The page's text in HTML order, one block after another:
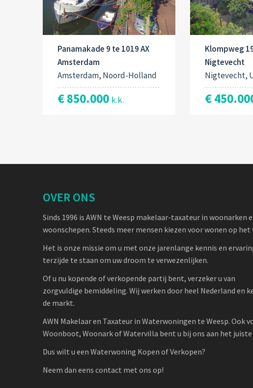
Panamakade 9 te 1019 AX
Amsterdam
Amsterdam, Noord-Holland
€ 850.000 k.k.
Klompweg
Nigtevecht
Nigtevecht,
€
OVER ONS
Sinds 1996 is AWN te Weesp makelaar-taxateur in woonarken
woonschepen. Steeds meer mensen kiezen voor wonen op het
Het is onze missie om u met onze jarenlange kennis en
terzijde te staan om uw droom te verwezenlijken.
Of u nu kopende of verkopende partij bent, verzeker u van
zorgvuldige bemiddeling. Wij werken door heel Nederland en
de markt.
AWN Makelaar en Taxateur in Waterwoningen te Weesp. Ook
Woonboot, Woonark of Watervilla bent u bij ons aan het juiste
Dus wilt u een Waterwoning Kopen of Verkopen?
Neem dan eens contact met ons op!